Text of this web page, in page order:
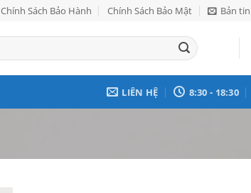
Chính Sách Bảo Hành Chính Sách Bảo Mật Bản tin
LIÊN HỆ 8:30 - 18:30